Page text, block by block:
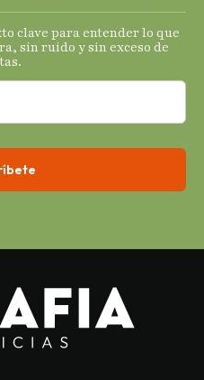
clave para entender lo que
sin ruido y sin exceso de